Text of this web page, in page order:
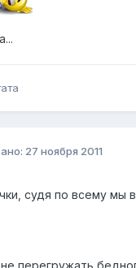
27 ноября 2011
судя по всему
перегружать